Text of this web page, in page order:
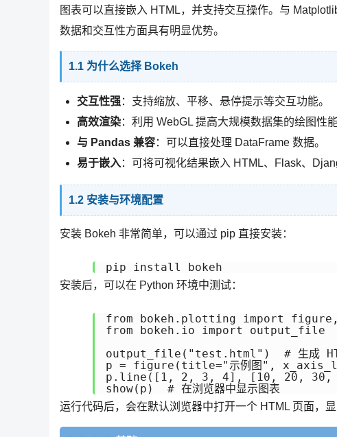
图表可以直接嵌入 HTML，并支持交互操作。与
数据和交互性方面具有明显优势。
1.1 为什么选择 Bokeh
交互性强：支持缩放、平移、悬停提示等交互功能。
高效渲染：利用 WebGL 提高大规模数据集的绘图性能
与 Pandas 兼容：可以直接处理 DataFrame 数据。
易于嵌入：可将可视化结果嵌入 HTML、Flask、
1.2 安装与环境配置
安装 Bokeh 非常简单，可以通过 pip 直接安装：
pip install bokeh
安装后，可以在 Python 环境中测试：
from bokeh.plotting import figure,
from bokeh.io import output_file
output_file("test.html")  # 生成
p = figure(title="示例图",
p.line([1, 2, 3, 4], [10, 20, 30,
show(p)  # 在浏览器中显示图表
运行代码后，会在默认浏览器中打开一个 HTML 页面，显